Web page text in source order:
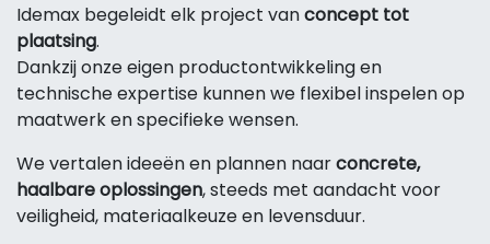
Idemax begeleidt elk project vanconcept tot
plaatsing.
Dankzij onze eigen productontwikkeling en
technische expertise kunnen we flexibel inspelen op
maatwerk en specifieke wensen.
We vertalen ideeën en plannen naarconcrete,
haalbare oplossingen, steeds met aandacht voor
veiligheid, materiaalkeuze en levensduur.